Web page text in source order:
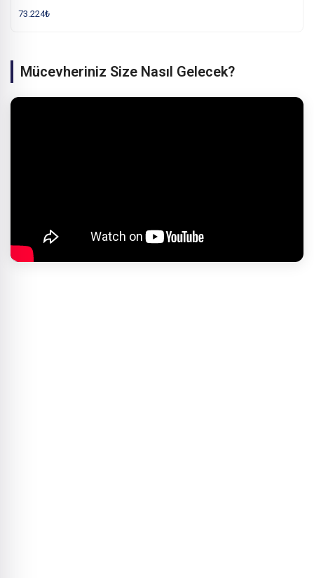
73.224₺
Mücevheriniz Size Nasıl Gelecek?